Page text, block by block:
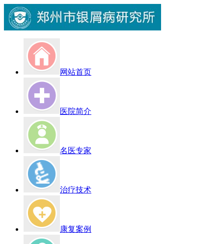
网站首页
医院简介
名医专家
治疗技术
康复案例